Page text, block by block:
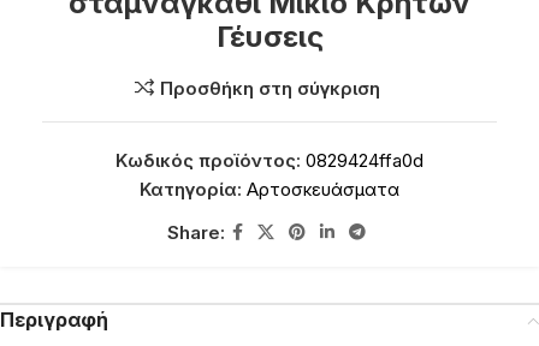
Γέυσεις
Προσθήκη στη σύγκριση
Κωδικός προϊόντος: 0829424ffa0d
Κατηγορία: Αρτοσκευάσματα
Share:
Περιγραφή